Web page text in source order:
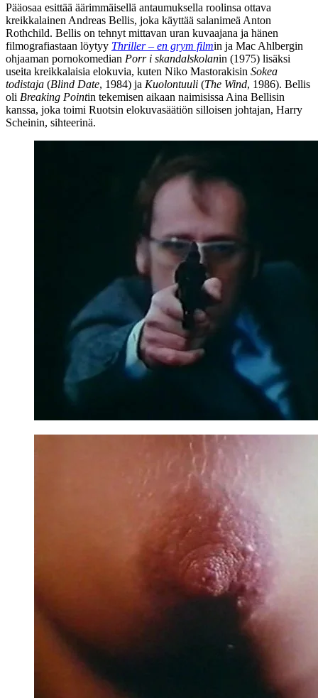
Pääosaa esittää äärimmäisellä antaumuksella roolinsa ottava
kreikkalainen Andreas Bellis, joka käyttää salanimeä Anton
Rothchild. Bellis on tehnyt mittavan uran kuvaajana ja hänen
filmografiastaan löytyy Thriller – en grym filmin ja Mac Ahlbergin
ohjaaman pornokomedian Porr i skandalskolanin (1975) lisäksi
useita kreikkalaisia elokuvia, kuten Niko Mastorakisin Sokea
todistaja (Blind Date, 1984) ja Kuolontuuli (The Wind, 1986). Bellis
oli Breaking Pointin tekemisen aikaan naimisissa Aina Bellisin
kanssa, joka toimi Ruotsin elokuvasäätiön silloisen johtajan, Harry
Scheinin, sihteerinä.